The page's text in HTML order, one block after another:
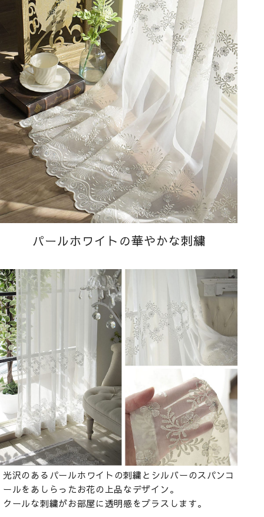
パールホワイトの華やかな刺繍
光沢のあるパールホワイトの刺繍とシルバーのスパンコ
ールをあしらったお花の上品なデザイン。
クールな刺繍がお部屋に透明感をプラスします。